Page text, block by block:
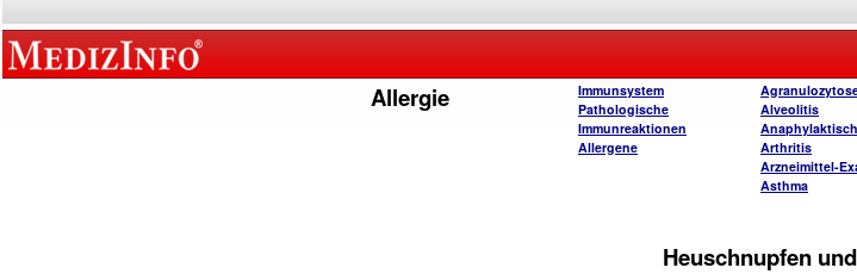
Allergie
Immunsystem
Pathologische
Immunreaktionen
Allergene
Alveolitis
Arthritis
Arzneimittel-
Asthma
Heuschnupfen